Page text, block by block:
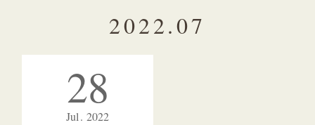
2022.07
28
Jul 2022